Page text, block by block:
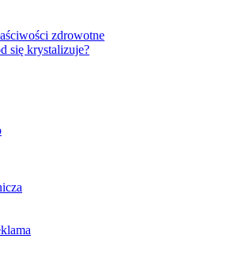
zdrowotne
się krystalizuje?